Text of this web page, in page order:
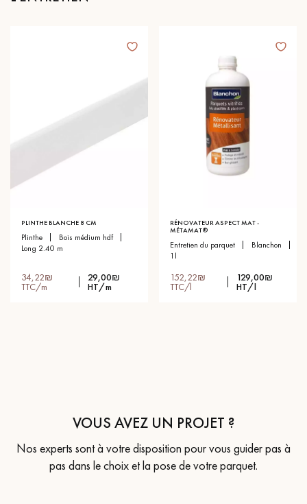
PLINTHE BLANCHE 8 CM
plinthe
bois médium hdf
long 2.40 m
34,22₪
TTC/m
29,00₪
HT/m
RÉNOVATEUR ASPECT MAT -
MÉTAMAT®
entretien du parquet
blanchon
1l
152,22₪
TTC/l
129,00₪
HT/l
VOUS AVEZ UN PROJET ?
Nos experts sont à votre disposition pour vous guider pas à
pas dans le choix et la pose de votre parquet.